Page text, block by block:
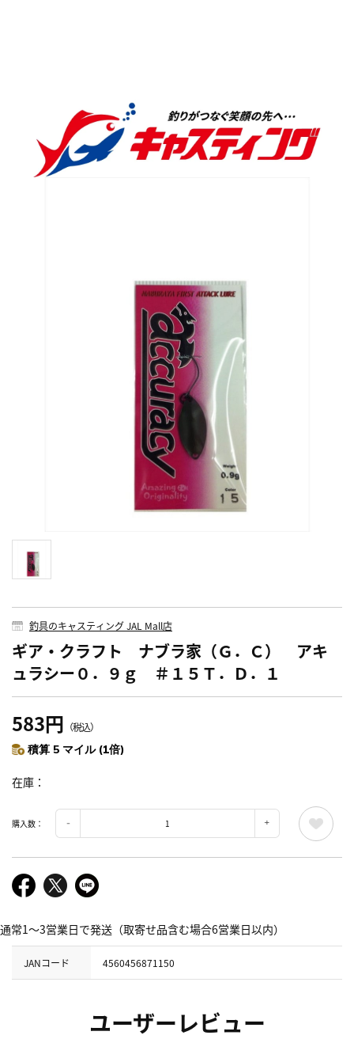
釣具のキャスティング JAL Mall店
ギア・クラフト ナブラ家（Ｇ．Ｃ） アキ
ュラシー０．９ｇ ＃１５Ｔ．Ｄ．１
583円 （税込）
積算 5 マイル (1倍)
在庫
購入数：
通常1～3営業日で発送（取寄せ品含む場合6営業日以内）
JANコード 4560456871150
ユーザーレビュー